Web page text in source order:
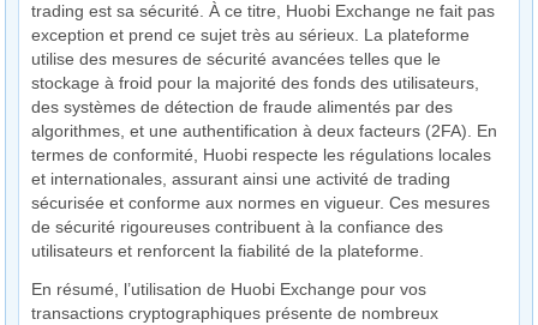
trading est sa sécurité. À ce titre, Huobi Exchange ne fait pas
exception et prend ce sujet très au sérieux. La plateforme
utilise des mesures de sécurité avancées telles que le
stockage à froid pour la majorité des fonds des utilisateurs,
des systèmes de détection de fraude alimentés par des
algorithmes, et une authentification à deux facteurs (2FA). En
termes de conformité, Huobi respecte les régulations locales
et internationales, assurant ainsi une activité de trading
sécurisée et conforme aux normes en vigueur. Ces mesures
de sécurité rigoureuses contribuent à la confiance des
utilisateurs et renforcent la fiabilité de la plateforme.
En résumé, l’utilisation de Huobi Exchange pour vos
transactions cryptographiques présente de nombreux